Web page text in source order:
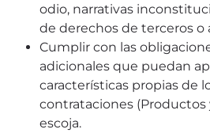
odio, narrativas
de derechos de terceros o
Cumplir con las
adicionales que puedan
características propias de
contrataciones (Productos
escoja.